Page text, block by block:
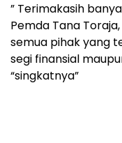
” Terimakasih
Pemda Tana
semua pihak yang
segi finansial
“singkatnya”